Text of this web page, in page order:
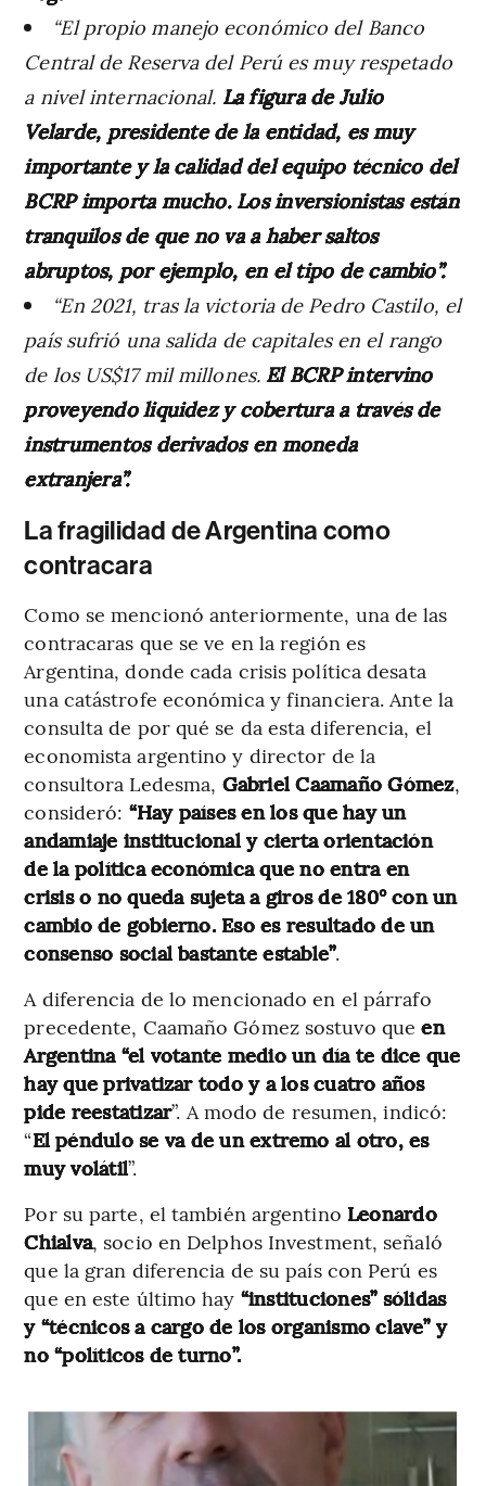
“El propio manejo económico del Banco
Central de Reserva del Perú es muy respetado
a nivel internacional. La figura de Julio
Velarde, presidente de la entidad, es muy
importante y la calidad del equipo técnico del
BCRP importa mucho. Los inversionistas están
tranquilos de que no va a haber saltos
abruptos, por ejemplo, en el tipo de cambio”.
“En 2021, tras la victoria de Pedro Castilo, el
país sufrió una salida de capitales en el rango
de los US$17 mil millones. El BCRP intervino
proveyendo liquidez y cobertura a través de
instrumentos derivados en moneda
extranjera”.
La fragilidad de Argentina como
contracara
Como se mencionó anteriormente, una de las
contracaras que se ve en la región es
Argentina, donde cada crisis política desata
una catástrofe económica y financiera. Ante la
consulta de por qué se da esta diferencia, el
economista argentino y director de la
consultora Ledesma, Gabriel Caamaño Gómez,
consideró: “Hay países en los que hay un
andamiaje institucional y cierta orientación
de la política económica que no entra en
crisis o no queda sujeta a giros de 180° con un
cambio de gobierno. Eso es resultado de un
consenso social bastante estable”.
A diferencia de lo mencionado en el párrafo
precedente, Caamaño Gómez sostuvo que en
Argentina “el votante medio un día te dice que
hay que privatizar todo y a los cuatro años
pide reestatizar”. A modo de resumen, indicó:
“El péndulo se va de un extremo al otro, es
muy volátil”.
Por su parte, el también argentino Leonardo
Chialva, socio en Delphos Investment, señaló
que la gran diferencia de su país con Perú es
que en este último hay “instituciones” sólidas
y “técnicos a cargo de los organismo clave” y
no “políticos de turno”.